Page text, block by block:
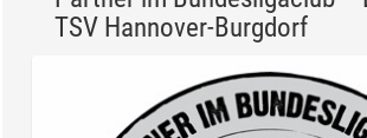
TSV Hannover-Burgdorf